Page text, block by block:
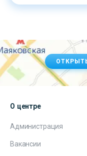
О центре
Администрация
Вакансии